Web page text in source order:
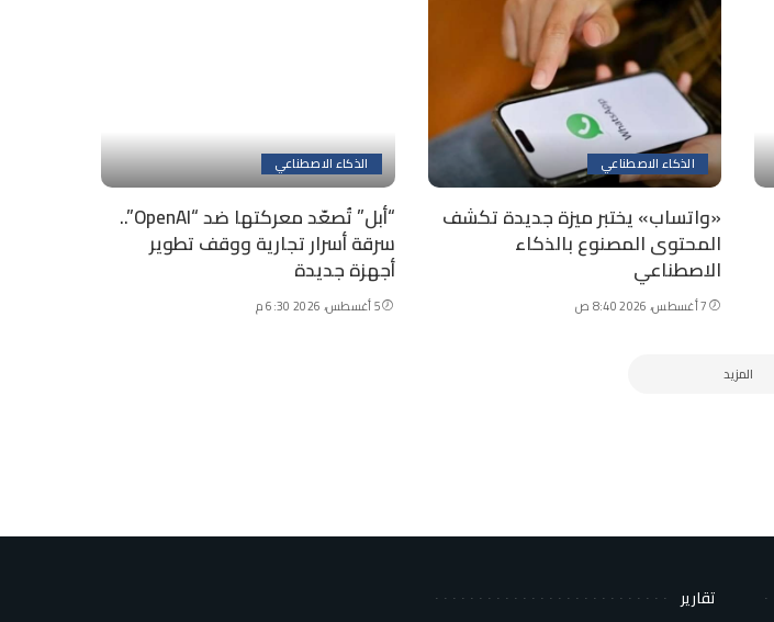
الذكاء الاصطناعي
«واتساب» يختبر ميزة جديدة تكشف
المحتوى المصنوع بالذكاء
الاصطناعي
7 أغسطس، 2026 8:40 ص
الذكاء الاصطناعي
“أبل” تُصعّد معركتها ضد “OpenAI”..
سرقة أسرار تجارية ووقف تطوير
أجهزة جديدة
5 أغسطس، 2026 6:30 م
المزيد
تقارير